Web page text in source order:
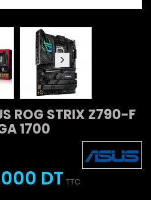
ROG STRIX Z790-F
1700
DT TTC